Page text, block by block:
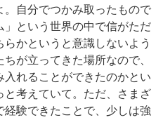
自分でつかみ取ったもので
という世界の中で信がただ
かというと意識しないよう
が立ってきた場所なので、
れることができたのかとい
と考えていて。ただ、さまざ
経験できたことで、少しは強